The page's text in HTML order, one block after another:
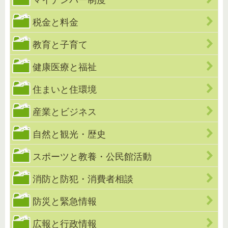
税金と料金
教育と子育て
健康医療と福祉
住まいと住環境
産業とビジネス
自然と観光・歴史
スポーツと教養・公民館活動
消防と防犯・消費者相談
防災と緊急情報
広報と行政情報